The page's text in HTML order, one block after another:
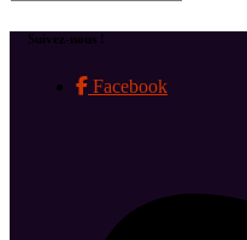
Suivez-nous !
Facebook